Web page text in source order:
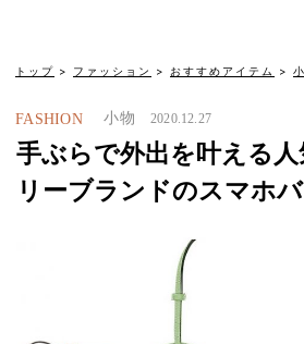
トップ ファッション おすすめアイテム
FASHION 小物 2020.12.27
手ぶらで外出を叶える
リーブランドのスマホ